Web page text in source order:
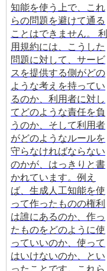
知能を使う上で、これ
らの問題を避けて通る
ことはできません。 利
用規約には、こうした
問題に対して、サービ
スを提供する側がどの
ような考えを持ってい
るのか、利用者に対し
てどのような責任を負
うのか、そして利用者
がどのようなルールを
守らなければならない
のかが、はっきりと書
かれています。例え
ば、生成人工知能を使
って作ったものの権利
は誰にあるのか、作っ
たものをどのように使
っていいのか、使って
はいけないのか、とい
ったことです。これら